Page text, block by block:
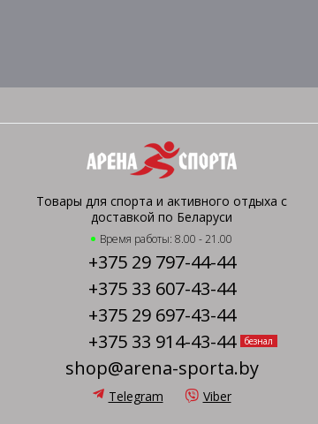
Товары для спорта и активного отдыха с
доставкой по Беларуси
Время работы: 8.00 - 21.00
+375 29 797-44-44
+375 33 607-43-44
+375 29 697-43-44
+375 33 914-43-44
безнал
shop@arena-sporta.by
Telegram Viber